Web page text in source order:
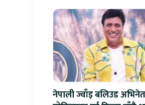
नेपाली ज्वाँइ बलिउड